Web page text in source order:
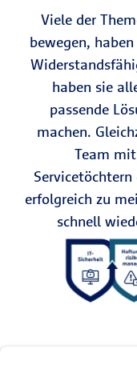
Viele der
bewegen,
haben sie
passende
machen.
Team
erfolgreich zu
schnell